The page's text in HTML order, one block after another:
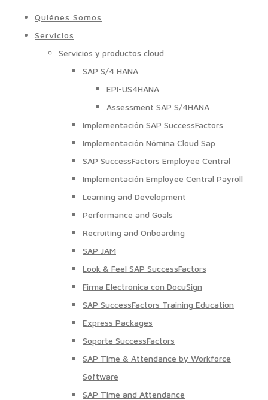
Quiénes Somos
Servicios
Servicios y productos cloud
SAP S/4 HANA
EPI-US4HANA
Assessment SAP S/4HANA
Implementación SAP SuccessFactors
Implementación Nómina Cloud Sap
SAP SuccessFactors Employee Central
Implementación Employee Central Payroll
Learning and Development
Performance and Goals
Recruiting and Onboarding
SAP JAM
Look & Feel SAP SuccessFactors
Firma Electrónica con DocuSign
SAP SuccessFactors Training Education
Express Packages
Soporte SuccessFactors
SAP Time & Attendance by Workforce
Software
SAP Time and Attendance